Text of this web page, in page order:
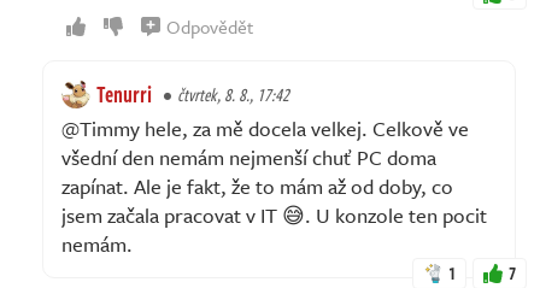
Odpovědět
Tenurri čtvrtek, 8. 8., 17:42
@Timmy hele, za mě docela velkej. Celkově ve
všední den nemám nejmenší chuť PC doma
zapínat. Ale je fakt, že to mám až od doby, co
jsem začala pracovat v IT 😅. U konzole ten pocit
nemám.
1 7